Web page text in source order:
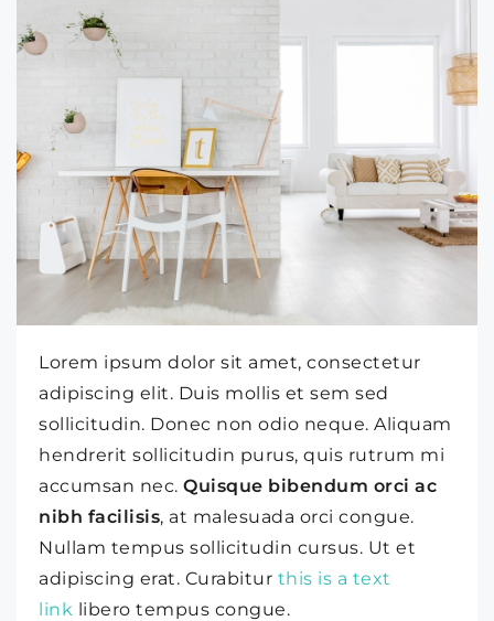
Lorem ipsum dolor sit amet, consectetur
adipiscing elit. Duis mollis et sem sed
sollicitudin. Donec non odio neque. Aliquam
hendrerit sollicitudin purus, quis rutrum mi
accumsan nec. Quisque bibendum orci ac
nibh facilisis, at malesuada orci congue.
Nullam tempus sollicitudin cursus. Ut et
adipiscing erat. Curabitur this is a text
link libero tempus congue.